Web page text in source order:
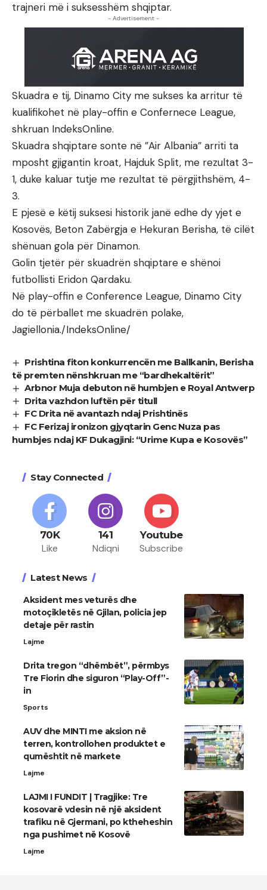
trajneri më i suksesshëm shqiptar.
- Advertisement -
Skuadra e tij, Dinamo City me sukses ka arritur të
kualifikohet në play-offin e Confernece League,
shkruan IndeksOnline.
Skuadra shqiptare sonte në ”Air Albania” arriti ta
mposht gjigantin kroat, Hajduk Split, me rezultat 3-
1, duke kaluar tutje me rezultat të përgjithshëm, 4-
3.
E pjesë e këtij suksesi historik janë edhe dy yjet e
Kosovës, Beton Zabërgja e Hekuran Berisha, të cilët
shënuan gola për Dinamon.
Golin tjetër për skuadrën shqiptare e shënoi
futbollisti Eridon Qardaku.
Në play-offin e Conference League, Dinamo City
do të përballet me skuadrën polake,
Jagiellonia./IndeksOnline/
Prishtina fiton konkurrencën me Ballkanin, Berisha
të premten nënshkruan me “bardhekaltërit”
Arbnor Muja debuton në humbjen e Royal Antwerp
Drita vazhdon luftën për titull
FC Drita në avantazh ndaj Prishtinës
FC Ferizaj ironizon gjyqtarin Genc Nuza pas
humbjes ndaj KF Dukagjini: “Urime Kupa e Kosovës”
Stay Connected
70K
Like
141
Ndiqni
Youtube
Subscribe
Latest News
Aksident mes veturës dhe
motoçikletës në Gjilan, policia jep
detaje për rastin
Lajme
Drita tregon “dhëmbët”, përmbys
Tre Fiorin dhe siguron “Play-Off”-
in
Sports
AUV dhe MINTI me aksion në
terren, kontrollohen produktet e
qumështit në markete
Lajme
LAJMI I FUNDIT | Tragjike: Tre
kosovarë vdesin në një aksident
trafiku në Gjermani, po ktheheshin
nga pushimet në Kosovë
Lajme